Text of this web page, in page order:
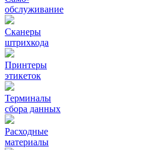
обслуживание
Сканеры
штрихкода
Принтеры
этикеток
Терминалы
сбора данных
Расходные
материалы